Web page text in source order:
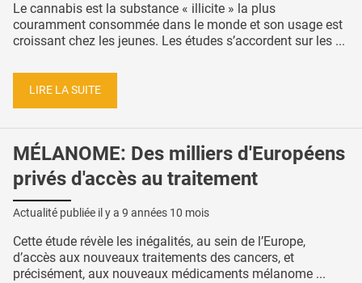
Le cannabis est la substance « illicite » la plus
couramment consommée dans le monde et son usage est
croissant chez les jeunes. Les études s’accordent sur les ...
LIRE LA SUITE
MÉLANOME: Des milliers d'Européens
privés d'accès au traitement
Actualité publiée il y a 9 années 10 mois
Cette étude révèle les inégalités, au sein de l’Europe,
d’accès aux nouveaux traitements des cancers, et
précisément, aux nouveaux médicaments mélanome ...